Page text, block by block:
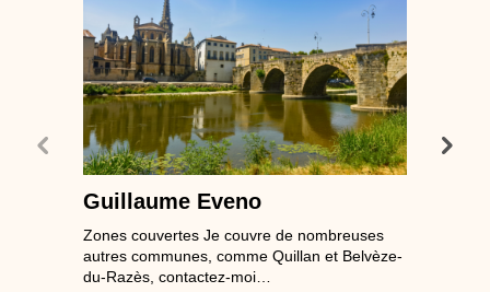
Guillaume Eveno
Zones couvertes Je couvre de nombreuses
autres communes, comme Quillan et Belvèze-
du-Razès, contactez-moi…